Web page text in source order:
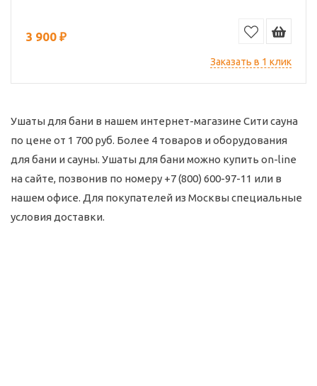
3 900 ₽
Заказать в 1 клик
Ушаты для бани в нашем интернет-магазине Сити сауна
по цене от 1 700 руб. Более 4 товаров и оборудования
для бани и сауны. Ушаты для бани можно купить on-line
на сайте, позвонив по номеру +7 (800) 600-97-11 или в
нашем офисе. Для покупателей из Москвы специальные
условия доставки.